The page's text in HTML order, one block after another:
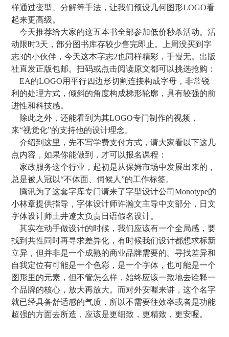
样通过变型、分解等手法，让我们预设几何图形LOGO看
起来更高级。
今天推荐给大家的这五本书全部参加低价秒杀活动。活
动限时3天，部分图书库存较少售完即止。上周没买到字
志3的小伙伴，今天这本字志2也同样精彩，手慢无。出版
社直发正版包邮。扫码或点击阅读原文都可以挑选抢购：
EA的LOGO用平行四边形切割连接构成字母，非常锐
利的处理方式，倾斜的角度构成梯形轮廓，具有较强的前
进性和科技感。
除此之外，还能看到为其LOGO专门制作的视频，
来“视觉化”的支持他的设计理念。
介绍到这里，先不写学费支付方式，请大家看以下这几
点内容，如果你能做到，才可以报名课程：
家政服务这个行业，起初是从保姆市场中发展出来的，
总是被人冠以“不体面、伺候人”的工作标签。
腾讯为了这套字库专门请来了字型设计公司Monotype的
小林章提供指导，字体设计师许瀚文主导中文部分，日文
字体设计师土井遼太负责日语假名设计。
其实在动手做设计的时候，我们应该有一个全局感，要
找到共性同时再寻求差异化，有时候我们设计都想求标新
立异，但并非是一个成熟的商业品牌需要的。寻找差异和
自我定位有可能是一个色彩，是一个字体，也可能是一个
图形里的元素，但不管怎么样，始终应该一致地去诠释一
个品牌的核心，放大再放大。而对外安喔来讲，这个名字
就已经具备舒适感的气质，所以不需要往效率或者是功能
超强的方面去所造，应该是更细致，更精致，更安喔。